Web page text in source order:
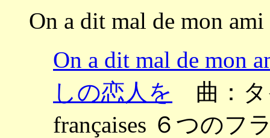
On a dit mal de mon ami
On a dit mal de
しの恋人を
曲：タ
françaises ６つのフ